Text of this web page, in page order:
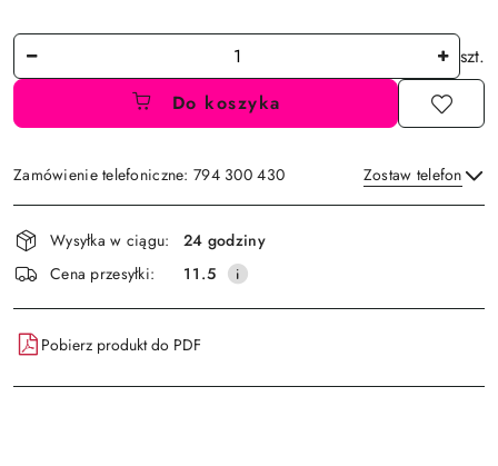
Ilość
szt.
Do koszyka
Zamówienie telefoniczne: 794 300 430 Zostaw telefon
Wyślij
Dostępność
i
dostawa
Wysyłka w ciągu:
24 godziny
Cena przesyłki:
11.5
Pobierz produkt do PDF